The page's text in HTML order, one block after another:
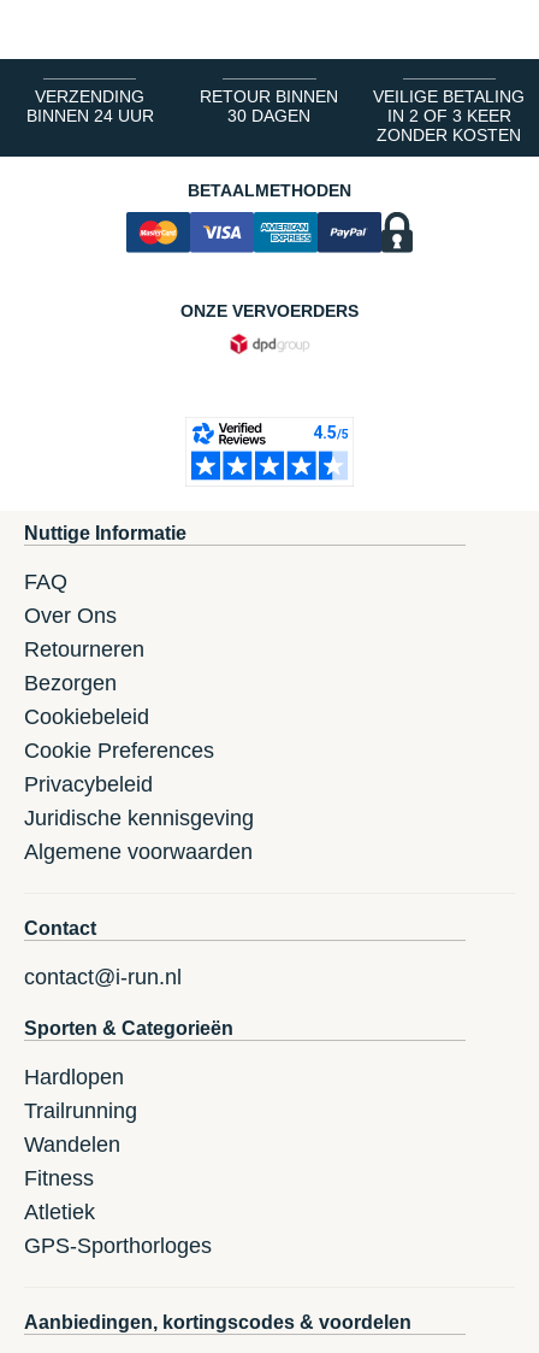
VERZENDING
BINNEN 24 UUR
RETOUR BINNEN
30 DAGEN
VEILIGE BETALING
IN 2 OF 3 KEER
ZONDER KOSTEN
BETAALMETHODEN
ONZE VERVOERDERS
Nuttige Informatie
FAQ
Over Ons
Retourneren
Bezorgen
Cookiebeleid
Cookie Preferences
Privacybeleid
Juridische kennisgeving
Algemene voorwaarden
Contact
contact@i-run.nl
Sporten & Categorieën
Hardlopen
Trailrunning
Wandelen
Fitness
Atletiek
GPS-Sporthorloges
Aanbiedingen, kortingscodes & voordelen